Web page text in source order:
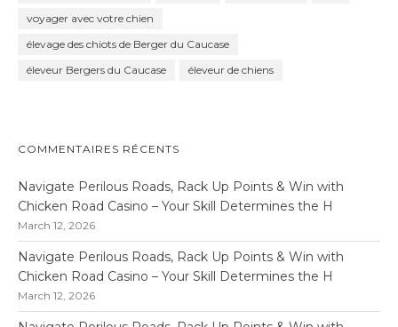
voyager avec votre chien
élevage des chiots de Berger du Caucase
éleveur Bergers du Caucase
éleveur de chiens
COMMENTAIRES RÉCENTS
Navigate Perilous Roads, Rack Up Points & Win with
Chicken Road Casino – Your Skill Determines the H
March 12, 2026
Navigate Perilous Roads, Rack Up Points & Win with
Chicken Road Casino – Your Skill Determines the H
March 12, 2026